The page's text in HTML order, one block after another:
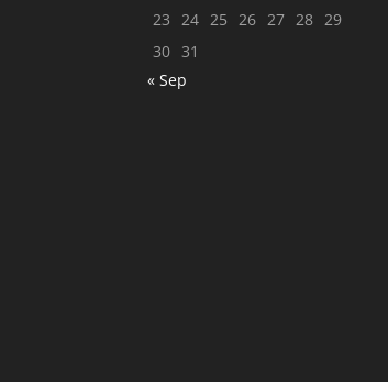
23
24 25 26 27 28 29
30 31
« Sep